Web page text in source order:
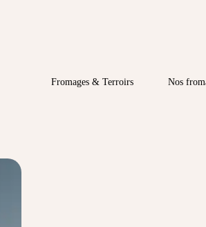
Fromages & Terroirs Nos